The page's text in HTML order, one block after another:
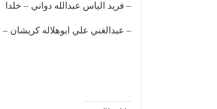
– فريد الياس عبدالله دواني – خلدا
– عبدالغني علي ابوهلاله كريشان –